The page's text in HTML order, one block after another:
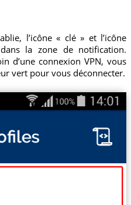
l’icône « clé » et l’icône
la zone de notification.
d’une connexion VPN, vous
vert pour vous déconnecter.